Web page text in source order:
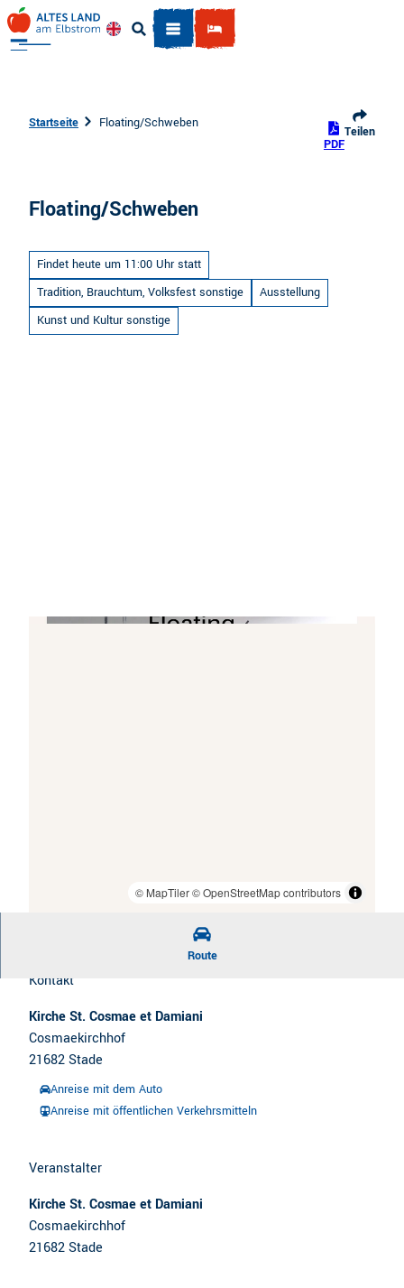
m
Englisch
Suche
Startseite
Floating/Schweben
PDF
Teilen
Floating/Schweben
Findet heute um 11:00 Uhr statt
Tradition, Brauchtum, Volksfest sonstige
Ausstellung
Kunst und Kultur sonstige
© MapTiler© OpenStreetMap contributors
Route
Kontakt
Kirche St. Cosmae et Damiani
Cosmaekirchhof
21682Stade
Anreise mit dem Auto
Anreise mit öffentlichen Verkehrsmitteln
Veranstalter
Kirche St. Cosmae et Damiani
Cosmaekirchhof
21682Stade